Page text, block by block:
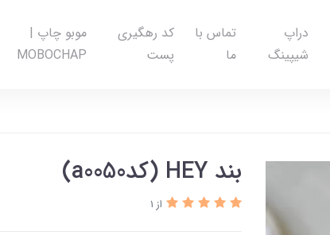
دراپ
شیپینگ
تماس با
ما
کد رهگیری
پست
موبو چاپ |
MOBOCHAP
بند HEY (کدa0050)
از 1